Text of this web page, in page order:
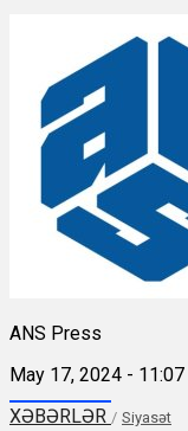
ANS Press
May 17, 2024 - 11:07
XƏBƏRLƏR / Siyasət